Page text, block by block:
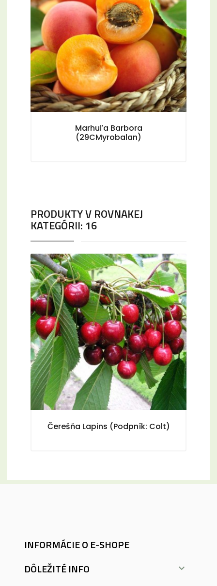
Marhuľa Barbora
(29CMyrobalan)
PRODUKTY V ROVNAKEJ
KATEGÓRII: 16
Čerešňa Lapins (Podpník: Colt)
INFORMÁCIE O E-SHOPE
DÔLEŽITÉ INFO
